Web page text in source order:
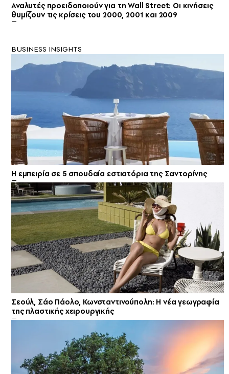
Αναλυτές προειδοποιούν για τη Wall Street: Οι κινήσεις
θυμίζουν τις κρίσεις του 2000, 2001 και 2009
BUSINESS INSIGHTS
Η εμπειρία σε 5 σπουδαία εστιατόρια της Σαντορίνης
Σεούλ, Σάο Πάολο, Κωνσταντινούπολη: Η νέα γεωγραφία
της πλαστικής χειρουργικής